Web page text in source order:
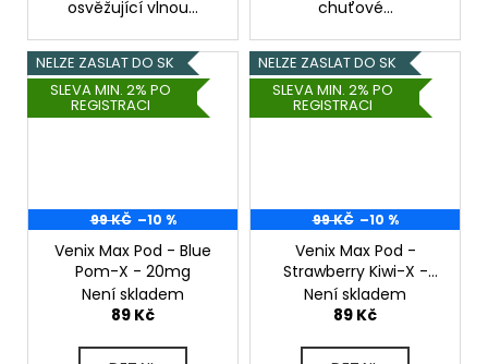
osvěžující vlnou...
chuťové...
NELZE ZASLAT DO SK
SLEVA MIN. 2% PO
REGISTRACI
99 KČ –10 %
Venix Max Pod - Blue
Pom-X - 20mg
Není skladem
89 Kč
NELZE ZASLAT DO SK
SLEVA MIN. 2% PO
REGISTRACI
99 KČ –10 %
Venix Max Pod -
Strawberry Kiwi-X -
20mg
Není skladem
89 Kč